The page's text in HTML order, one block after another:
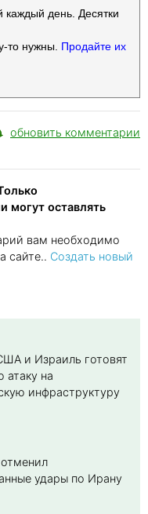
каждый день. Десятки
то нужны. Продайте их
обновить комментарии
могут оставлять
вам необходимо
сайте.. Создать новый
и Израиль готовят
атаку на
инфраструктуру
удары по Ирану